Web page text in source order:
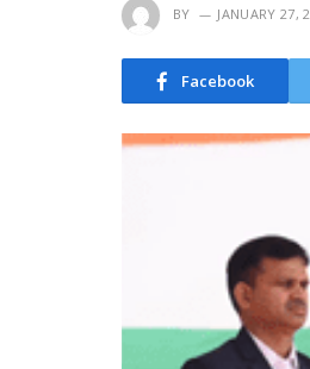
BY JANUARY 27,
Facebook